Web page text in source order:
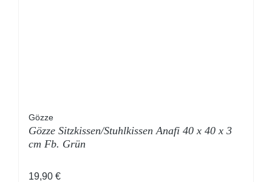
Gözze
Gözze Sitzkissen/Stuhlkissen Anafi 40 x 40 x 3
cm Fb. Grün
Regulärer Preis:
19,90 €